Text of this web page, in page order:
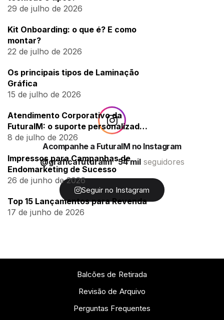
29 de julho de 2026
Kit Onboarding: o que é? E como
montar?
22 de julho de 2026
Os principais tipos de Laminação
Gráfica
15 de julho de 2026
Atendimento Corporativo da
FuturaIM: o suporte personalizado
para empresas
8 de julho de 2026
Impressos para Campanhas de
Endomarketing de Sucesso
26 de junho de 2026
Top 15 Lançamentos para Revenda
17 de junho de 2026
Acompanhe a FuturaIM no Instagram
@graficafuturaim 54 milseguidores
Seguir no Instagram
Balcões de Retirada
Revisão de Arquivo
Perguntas Frequentes